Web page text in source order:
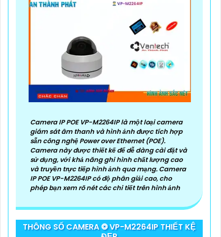
Camera IP POE VP-M2264IP là một loại camera
giám sát âm thanh và hình ảnh được tích hợp
sẵn công nghệ Power over Ethernet (POE).
Camera này được thiết kế để dễ dàng cài đặt và
sử dụng, với khả năng ghi hình chất lượng cao
và truyền trực tiếp hình ảnh qua mạng. Camera
IP POE VP-M2264IP có độ phân giải cao, cho
phép bạn xem rõ nét các chi tiết trên hình ảnh
THÔNG SỐ CAMERA ❂ VP-M2264IP THIẾT KỆ